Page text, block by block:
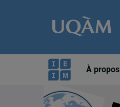
À propos